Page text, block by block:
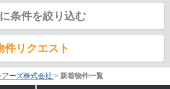
条件を絞り込む
件リクエスト
ーズ株式会社 > 新着物件一覧